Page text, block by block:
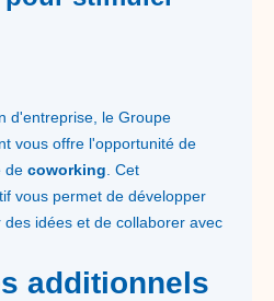
d'entreprise, le Groupe
vous offre l'opportunité de
de coworking . Cet
vous permet de développer
idées et de collaborer avec
additionnels